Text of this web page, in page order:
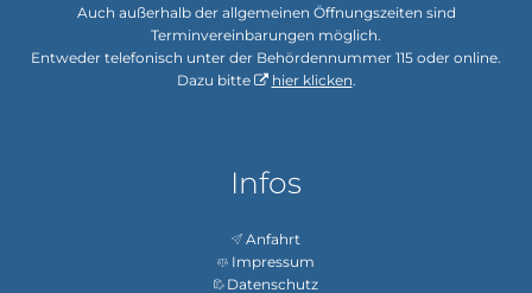
Auch außerhalb der allgemeinen Öffnungszeiten sind
Terminvereinbarungen möglich.
Entweder telefonisch unter der Behördennummer 115 oder online.
Dazu bitte
hier klicken.
Infos
Anfahrt
Impressum
Datenschutz